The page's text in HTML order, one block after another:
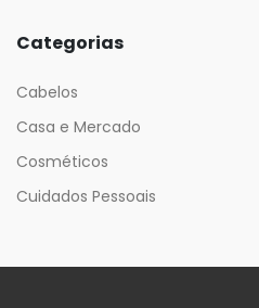
Categorias
Cabelos
Casa e Mercado
Cosméticos
Cuidados Pessoais